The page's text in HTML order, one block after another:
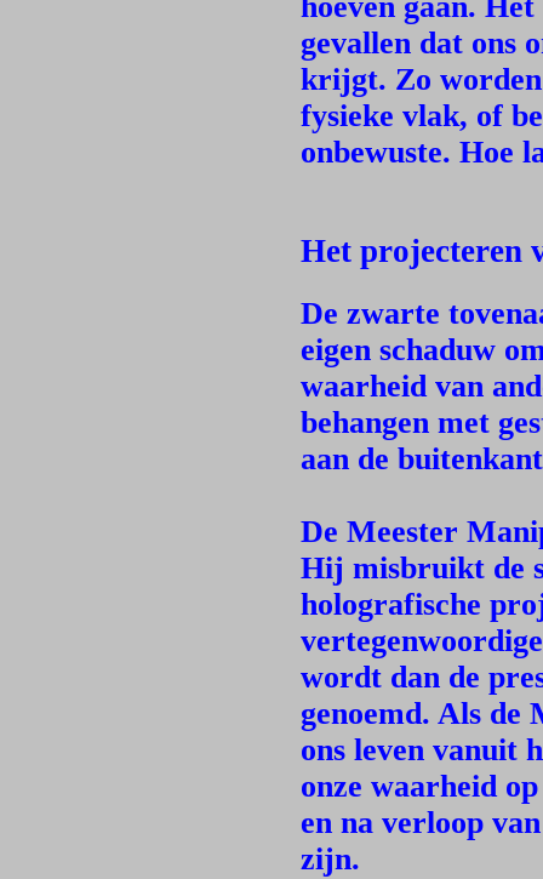
gevallen dat ons
krijgt. Zo worden
fysieke vlak, of
onbewuste. Hoe
Het projecteren
De zwarte
eigen schaduw
waarheid van
behangen met
aan de
De Meester
Hij misbruikt de
holografische
wordt dan de
genoemd. Als
ons leven vanuit
onze waarheid
en na verloop
zijn.